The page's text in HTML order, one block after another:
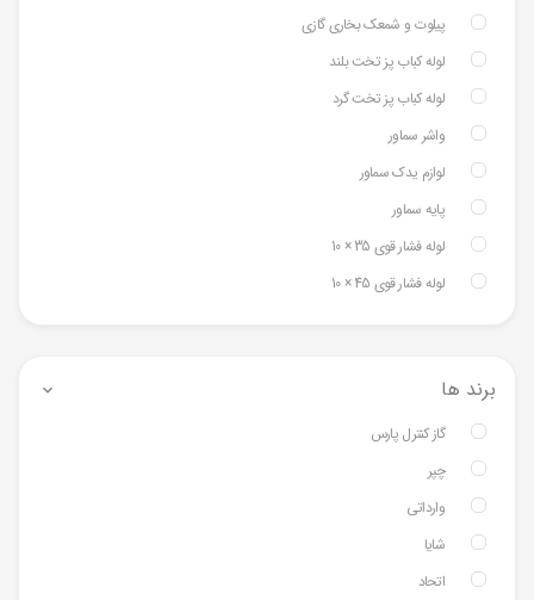
پیلوت و شمعک بخاری گازی
لوله کباب پز تخت بلند
لوله کباب پز تخت گرد
واشر سماور
لوازم یدک سماور
پایه سماور
لوله فشار قوی 35 × 10
لوله فشار قوی 45 × 10
برند ها
گاز کنترل پارس
چپر
وارداتی
شایا
اتحاد